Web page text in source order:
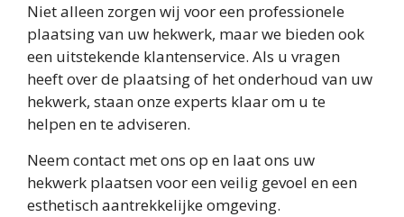
Niet alleen zorgen wij voor een professionele
plaatsing van uw hekwerk, maar we bieden ook
een uitstekende klantenservice. Als u vragen
heeft over de plaatsing of het onderhoud van uw
hekwerk, staan onze experts klaar om u te
helpen en te adviseren.
Neem contact met ons op en laat ons uw
hekwerk plaatsen voor een veilig gevoel en een
esthetisch aantrekkelijke omgeving.